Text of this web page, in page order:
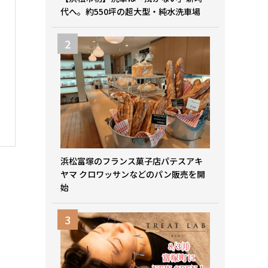
代へ。約550坪の超大型・純水洗車場
浜松富塚のフランス菓子店パテスアキ
ヤマ クロワッサンなどのパン販売を開
始